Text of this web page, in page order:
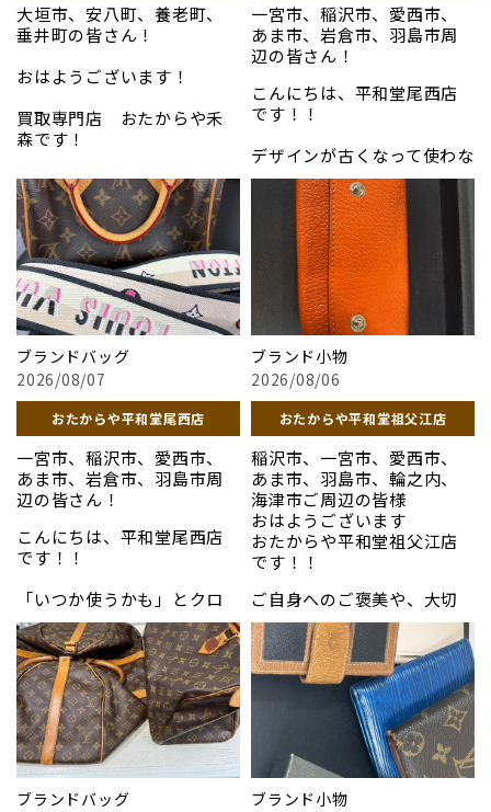
大垣市、安八町、養老町、
垂井町の皆さん！
おはようございます！
買取専門店 おたからや禾
森です！
高級腕時計の代名詞とも言
える「ロレックス
（ROLEX）」。 「いつかは
手に入れたい」という憧れ
のブランドであると同時
に、資産価値が非常に高い
ことでも知られています。
「昔買って最近使っていない
ロレックスがある」「買い
替えを検討している」とい
う方は、実は今が大きなチ
ャンスです！今回は、ロレ
ックスの市場価値が高騰し
ている理由と、少しでも高く
売るための査定のポイント
す。
### なぜ今、ロレック
スが高値で売れるの
か？
ロレックスの買取相場がこ
こ数年、高水準を維持して
いるのには明確な理由があ
ります。
一宮市、稲沢市、愛西市、
あま市、岩倉市、羽島市周
辺の皆さん！
こんにちは、平和堂尾西店
です！！
デザインが古くなって使わな
くなったバッグや、サイズ
が合わないお洋服など、ご自
宅にあるブランド品をお持
ちください。豊富な知識を
持つスタッフが真心を込め
て拝見し、最新の市場相場
に基づいた高価買取を実施
しております。手数料や相談
料などの費用は一切かかり
ません。箱や袋がない本体
のみのお持ち込みも大歓迎
です。地域に根ざした安心の
店舗で、皆様のご来店を心よ
りお待ちしております。
お写真は先日買い取らせて
いただいたお品になりま
す！
「ヴィトン」
写真以外のお品も高価買取
しております！
ぜひお気軽にお声をおかけ
ください！！
＃プラチナ
＃ブランド品
＃時計
ブランドバッグ
2026/08/07
おたからや平和堂尾西店
一宮市、稲沢市、愛西市、
あま市、岩倉市、羽島市周
辺の皆さん！
こんにちは、平和堂尾西店
です！！
「いつか使うかも」とクロ
ーゼットにしまい込んだま
まのバッグや財布はありま
せんか？ブランド品は保管
しているだけでも経年劣化
が進んでしまうため、使わな
いと思ったら早めに手放す
のが高く売るコツです。当店
では、確かな目を持つスタ
ッフが現在の価値をスピー
ディーに見極めます。無理な
ブランド小物
2026/08/06
おたからや平和堂祖父江店
稲沢市、一宮市、愛西市、
あま市、羽島市、輪之内、
海津市ご周辺の皆様
おはようございます
おたからや平和堂祖父江店
です！！
ご自身へのご褒美や、大切
な方からの贈り物など、ブラ
ンド品にはそれぞれのスト
ーリーがあります。だからこ
そ当店では、お客様の目の
前でお品物をお預かりし、
状態や現在の市場価値を分
かりやすく説明しながら丁
寧にお調べいたします。不当
に安く買い叩いたり、不透明
な手数料を引いたりするこ
ブランドバッグ
ブランド小物